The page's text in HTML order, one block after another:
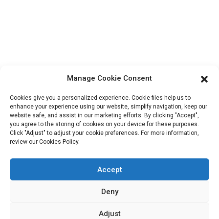
+86 13410678885
Bulletins D'information
informations sur nos offres.
Manage Cookie Consent
Cookies give you a personalized experience. Cookie files help us to
enhance your experience using our website, simplify navigation, keep our
website safe, and assist in our marketing efforts. By clicking "Accept",
you agree to the storing of cookies on your device for these purposes.
Click "Adjust" to adjust your cookie preferences. For more information,
review our Cookies Policy.
Accept
Deny
Adjust